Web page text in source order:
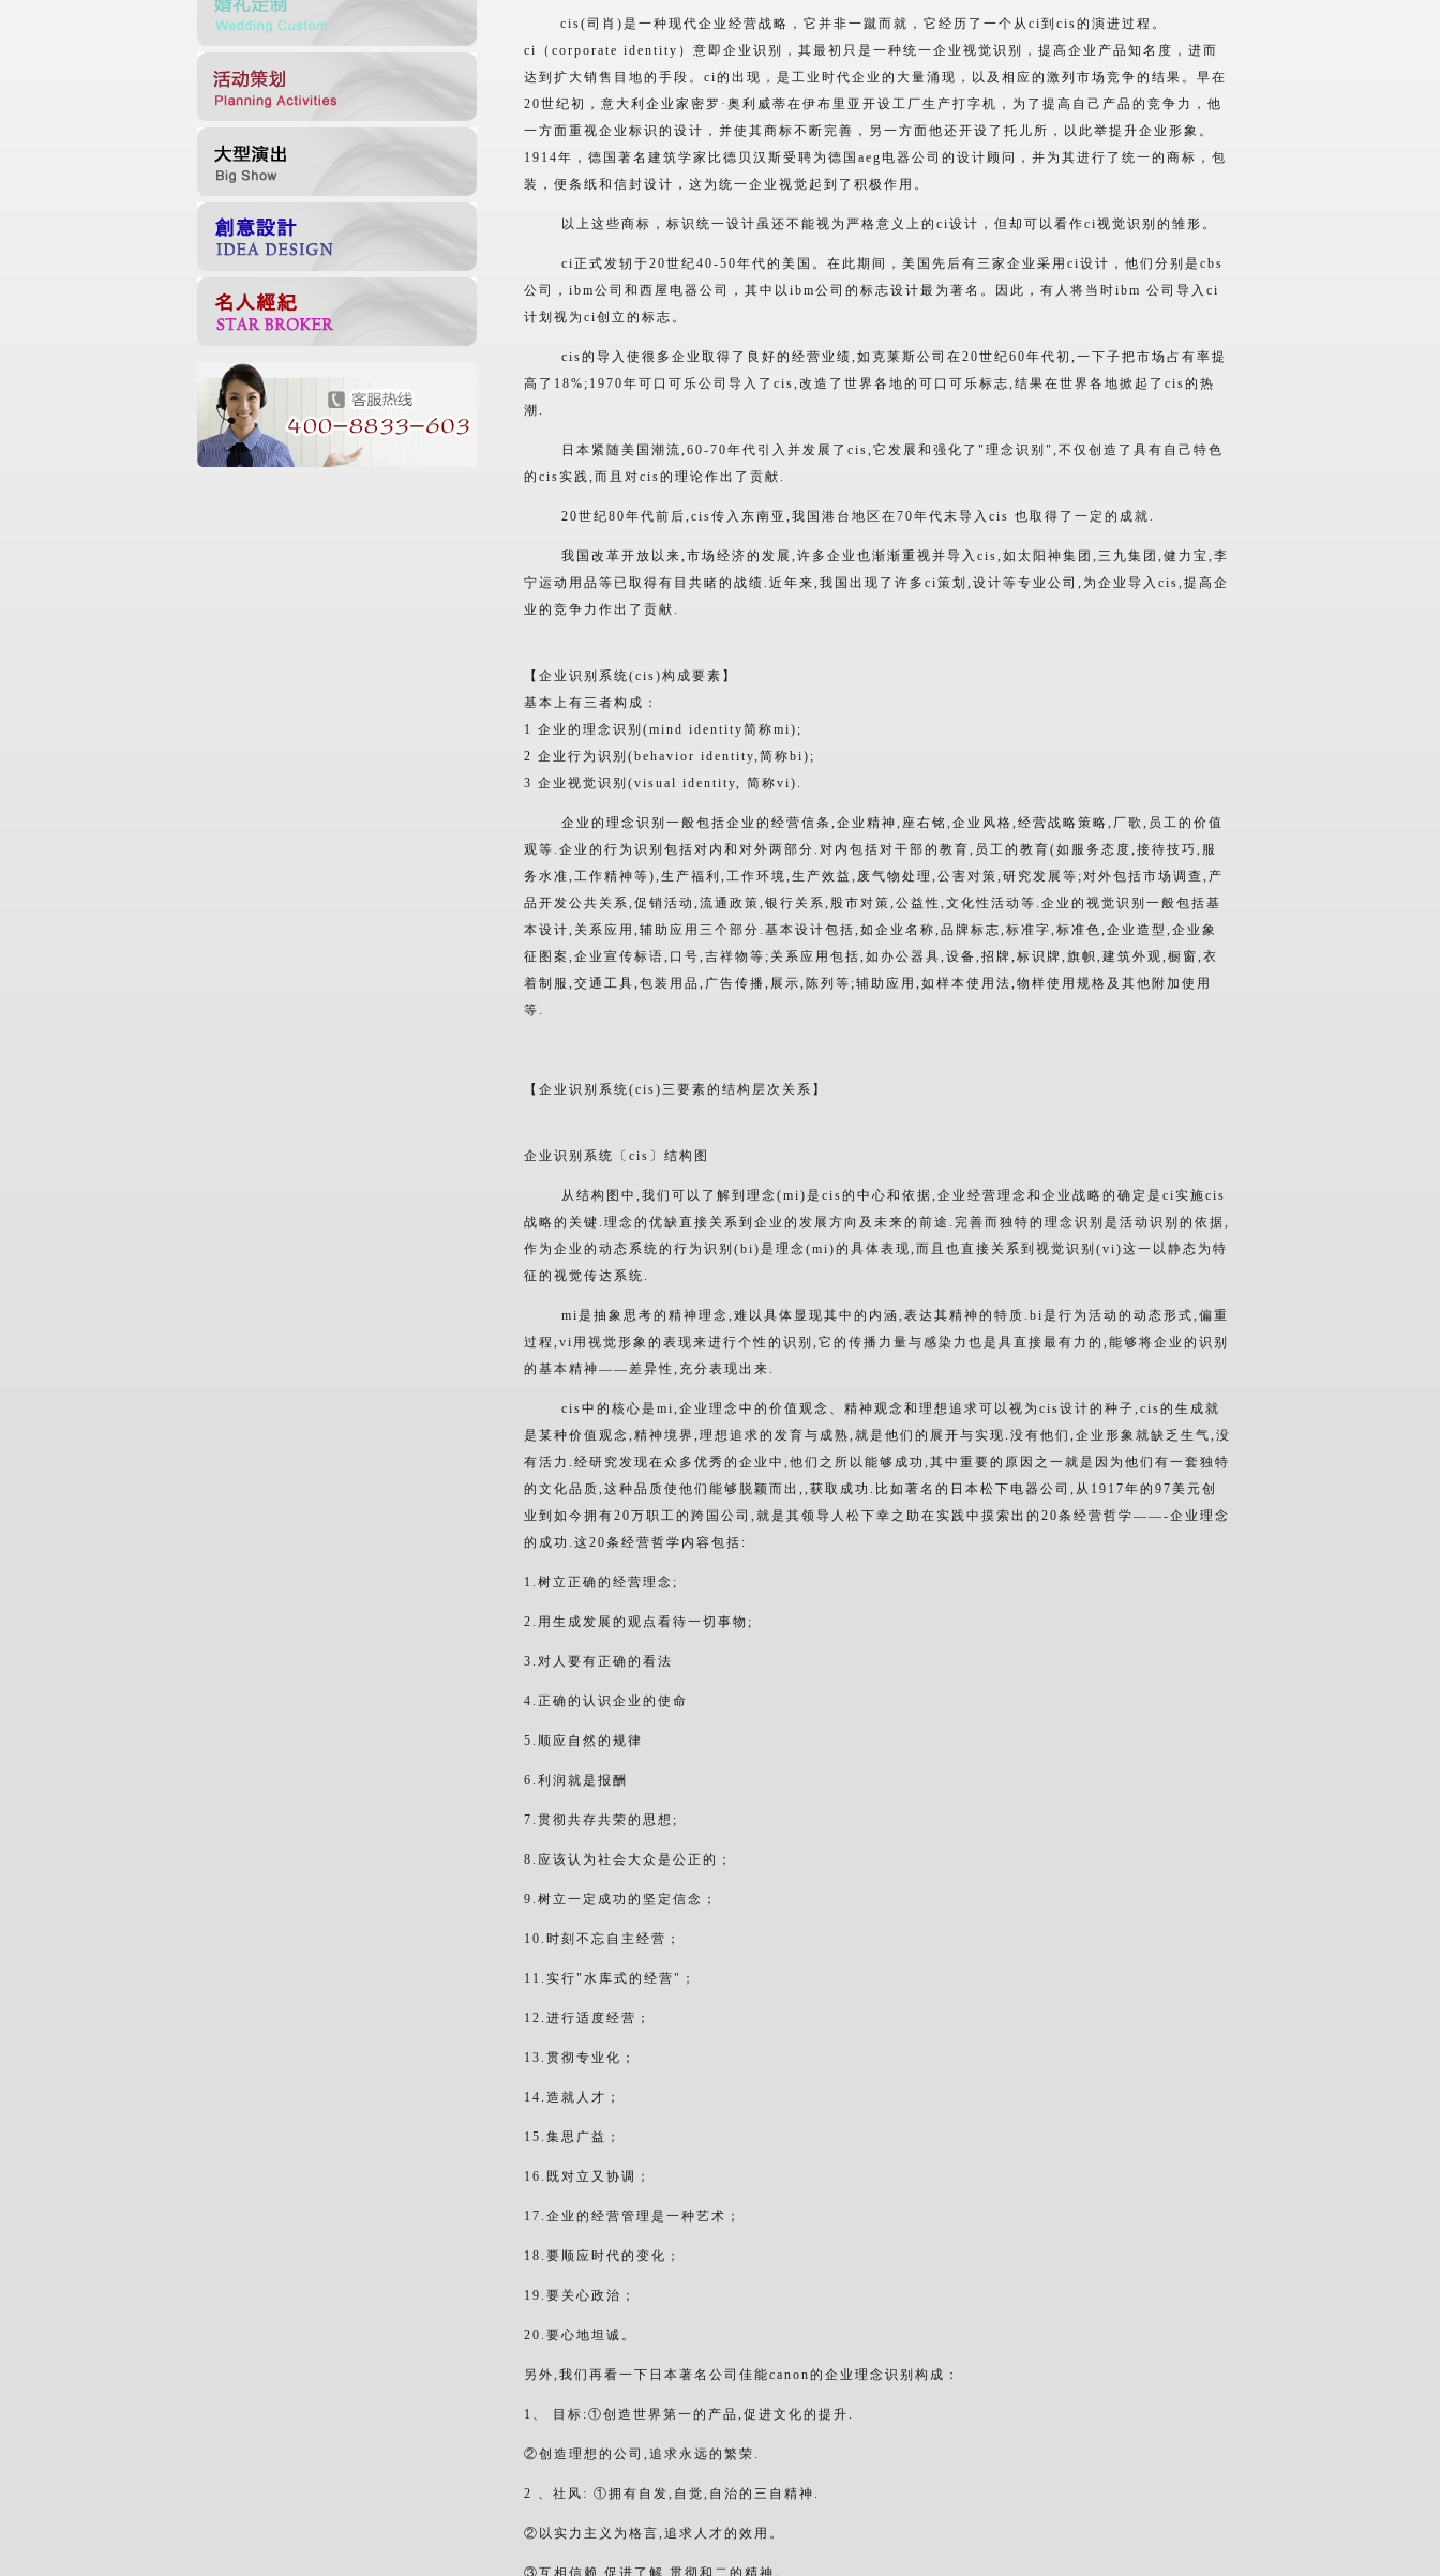
cis(司肖)是一种现代企业经营战略，它并非一蹴而就，它经历了一个从ci到cis的演进过程。
ci（corporate identity）意即企业识别，其最初只是一种统一企业视觉识别，提高企业产品知名度，进而
达到扩大销售目地的手段。ci的出现，是工业时代企业的大量涌现，以及相应的激列市场竞争的结果。早在
20世纪初，意大利企业家密罗·奥利威蒂在伊布里亚开设工厂生产打字机，为了提高自己产品的竞争力，他
一方面重视企业标识的设计，并使其商标不断完善，另一方面他还开设了托儿所，以此举提升企业形象。
1914年，德国著名建筑学家比德贝汉斯受聘为德国aeg电器公司的设计顾问，并为其进行了统一的商标，包
装，便条纸和信封设计，这为统一企业视觉起到了积极作用。
以上这些商标，标识统一设计虽还不能视为严格意义上的ci设计，但却可以看作ci视觉识别的雏形。
ci正式发轫于20世纪40-50年代的美国。在此期间，美国先后有三家企业采用ci设计，他们分别是cbs
公司，ibm公司和西屋电器公司，其中以ibm公司的标志设计最为著名。因此，有人将当时ibm 公司导入ci
计划视为ci创立的标志。
cis的导入使很多企业取得了良好的经营业绩,如克莱斯公司在20世纪60年代初,一下子把市场占有率提
高了18%;1970年可口可乐公司导入了cis,改造了世界各地的可口可乐标志,结果在世界各地掀起了cis的热
潮.
日本紧随美国潮流,60-70年代引入并发展了cis,它发展和强化了"理念识别",不仅创造了具有自己特色
的cis实践,而且对cis的理论作出了贡献.
20世纪80年代前后,cis传入东南亚,我国港台地区在70年代末导入cis 也取得了一定的成就.
我国改革开放以来,市场经济的发展,许多企业也渐渐重视并导入cis,如太阳神集团,三九集团,健力宝,李
宁运动用品等已取得有目共睹的战绩.近年来,我国出现了许多ci策划,设计等专业公司,为企业导入cis,提高企
业的竞争力作出了贡献.
【企业识别系统(cis)构成要素】
基本上有三者构成：
1 企业的理念识别(mind identity简称mi);
2 企业行为识别(behavior identity,简称bi);
3 企业视觉识别(visual identity, 简称vi).
企业的理念识别一般包括企业的经营信条,企业精神,座右铭,企业风格,经营战略策略,厂歌,员工的价值
观等.企业的行为识别包括对内和对外两部分.对内包括对干部的教育,员工的教育(如服务态度,接待技巧,服
务水准,工作精神等),生产福利,工作环境,生产效益,废气物处理,公害对策,研究发展等;对外包括市场调查,产
品开发公共关系,促销活动,流通政策,银行关系,股市对策,公益性,文化性活动等.企业的视觉识别一般包括基
本设计,关系应用,辅助应用三个部分.基本设计包括,如企业名称,品牌标志,标准字,标准色,企业造型,企业象
征图案,企业宣传标语,口号,吉祥物等;关系应用包括,如办公器具,设备,招牌,标识牌,旗帜,建筑外观,橱窗,衣
着制服,交通工具,包装用品,广告传播,展示,陈列等;辅助应用,如样本使用法,物样使用规格及其他附加使用
等.
【企业识别系统(cis)三要素的结构层次关系】
企业识别系统〔cis〕结构图
从结构图中,我们可以了解到理念(mi)是cis的中心和依据,企业经营理念和企业战略的确定是ci实施cis
战略的关键.理念的优缺直接关系到企业的发展方向及未来的前途.完善而独特的理念识别是活动识别的依据,
作为企业的动态系统的行为识别(bi)是理念(mi)的具体表现,而且也直接关系到视觉识别(vi)这一以静态为特
征的视觉传达系统.
mi是抽象思考的精神理念,难以具体显现其中的内涵,表达其精神的特质.bi是行为活动的动态形式,偏重
过程,vi用视觉形象的表现来进行个性的识别,它的传播力量与感染力也是具直接最有力的,能够将企业的识别
的基本精神――差异性,充分表现出来.
cis中的核心是mi,企业理念中的价值观念、精神观念和理想追求可以视为cis设计的种子,cis的生成就
是某种价值观念,精神境界,理想追求的发育与成熟,就是他们的展开与实现.没有他们,企业形象就缺乏生气,没
有活力.经研究发现在众多优秀的企业中,他们之所以能够成功,其中重要的原因之一就是因为他们有一套独特
的文化品质,这种品质使他们能够脱颖而出,,获取成功.比如著名的日本松下电器公司,从1917年的97美元创
业到如今拥有20万职工的跨国公司,就是其领导人松下幸之助在实践中摸索出的20条经营哲学——-企业理念
的成功.这20条经营哲学内容包括:
1.树立正确的经营理念;
2.用生成发展的观点看待一切事物;
3.对人要有正确的看法
4.正确的认识企业的使命
5.顺应自然的规律
6.利润就是报酬
7.贯彻共存共荣的思想;
8.应该认为社会大众是公正的；
9.树立一定成功的坚定信念；
10.时刻不忘自主经营；
11.实行"水库式的经营"；
12.进行适度经营；
13.贯彻专业化；
14.造就人才；
15.集思广益；
16.既对立又协调；
17.企业的经营管理是一种艺术；
18.要顺应时代的变化；
19.要关心政治；
20.要心地坦诚。
另外,我们再看一下日本著名公司佳能canon的企业理念识别构成：
1、 目标:①创造世界第一的产品,促进文化的提升.
②创造理想的公司,追求永远的繁荣.
2 、社风: ①拥有自发,自觉,自治的三自精神.
②以实力主义为格言,追求人才的效用。
③互相信赖,促进了解,贯彻和二的精神。